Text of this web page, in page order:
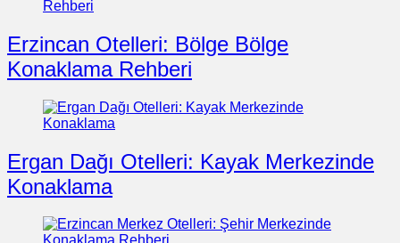
Erzincan Otelleri: Bölge Bölge
Konaklama Rehberi
Ergan Dağı Otelleri: Kayak Merkezinde
Konaklama